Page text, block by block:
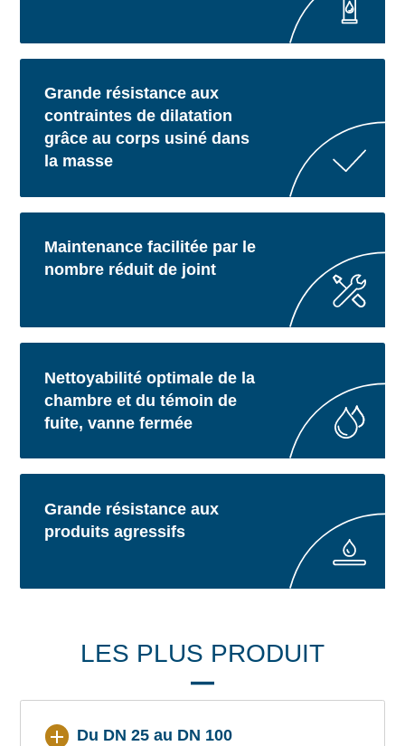
Grande résistance aux
contraintes de dilatation
grâce au corps usiné dans
la masse
Maintenance facilitée par le
nombre réduit de joint
Nettoyabilité optimale de la
chambre et du témoin de
fuite, vanne fermée
Grande résistance aux
produits agressifs
LES PLUS PRODUIT
Du DN 25 au DN 100